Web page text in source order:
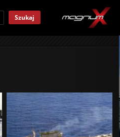
Szukaj